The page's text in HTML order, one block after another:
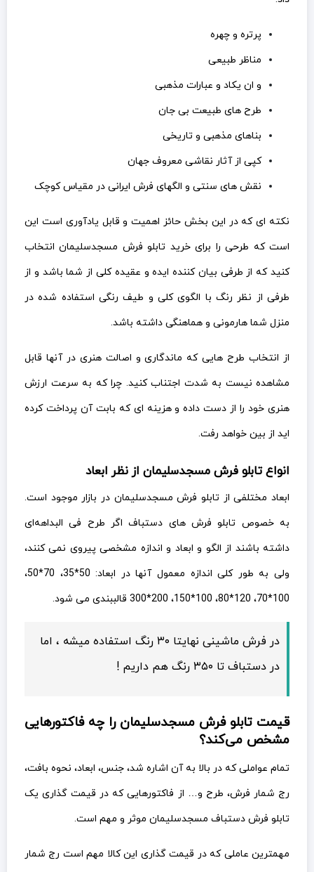
پرتره و چهره
مناظر طبیعی
و ان یکاد و عبارات مذهبی
طرح های طبیعت بی جان
بناهای مذهبی و تاریخی
کپی از آثار نقاشی معروف جهان
نقش های سنتی و الگهای فرش ایرانی در مقیاس کوچک
نکته ای که در این بخش حائز اهمیت و قابل یادآوری است این
است که طرحی را برای خرید تابلو فرش مسجدسلیمان انتخاب
کنید که از طرفی بیان کننده ایده و عقیده کلی از شما باشد و از
طرفی از نظر رنگ با الگوی کلی و طیف رنگی استفاده شده در
منزل شما هارمونی و هماهنگی داشته باشد.
از انتخاب طرح هایی که ماندگاری و اصالت هنری در آنها قابل
مشاهده نیست به شدت اجتناب کنید. چرا که به سرعت ارزش
هنری خود را از دست داده و هزینه ای که بابت آن پرداخت کرده
اید از بین خواهد رفت.
انواع تابلو فرش مسجدسلیمان از نظر ابعاد
ابعاد مختلفی از تابلو فرش مسجدسلیمان در بازار موجود است.
به خصوص تابلو فرش های دستباف اگر طرح فی البداهه‌ای
داشته باشند از الگو و ابعاد و اندازه مشخصی پیروی نمی کنند،
ولی به طور کلی اندازه معمول آنها در ابعاد: 50*35، 70*50،
100*70، 120*80، 100*150، 200*300 قالببندی می شود.
در فرش ماشینی نهایتا ۳۰ رنگ استفاده میشه ، اما
در دستباف تا ۳۵۰ رنگ هم داریم !
قیمت تابلو فرش مسجدسلیمان را چه فاکتورهایی
مشخص می‌کند؟
تمام عواملی که در بالا به آن اشاره شد، جنس، ابعاد، نحوه بافت،
رج شمار فرش، طرح و… از فاکتورهایی که در قیمت گذاری یک
تابلو فرش دستباف مسجدسلیمان موثر و مهم است.
مهمترین عاملی که در قیمت گذاری این کالا مهم است رج شمار